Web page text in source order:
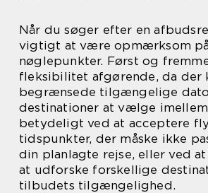
Når du søger efter en
vigtigt at være opmærksom
nøglepunkter. Først og
fleksibilitet afgørende, da der
begrænsede tilgængelige
destinationer at vælge
betydeligt ved at acceptere
tidspunkter, der måske ikke
din planlagte rejse, eller ved
at udforske forskellige
tilbudets tilgængelighed.